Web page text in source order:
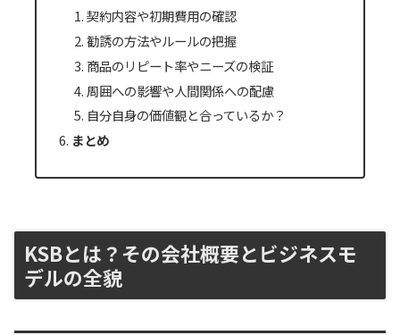
契約内容や初期費用の確認
勧誘の方法やルールの把握
商品のリピート率やニーズの検証
周囲への影響や人間関係への配慮
自分自身の価値観と合っているか？
まとめ
KSBとは？その会社概要とビジネスモ
デルの全貌